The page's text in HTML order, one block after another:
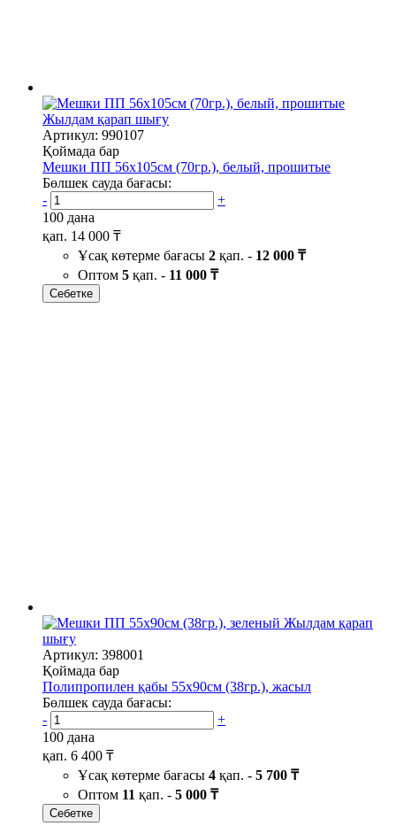
Жылдам қарап шығу
Артикул: 990107
Қоймада бар
Мешки ПП 56х105см (70гр.), белый, прошитые
Бөлшек сауда бағасы:
-
+
100 дана
қап. 14 000 ₸
Ұсақ көтерме бағасы 2 қап. - 12 000 ₸
Оптом 5 қап. - 11 000 ₸
Себетке
Жылдам қарап
шығу
Артикул: 398001
Қоймада бар
Полипропилен қабы 55х90см (38гр.), жасыл
Бөлшек сауда бағасы:
-
+
100 дана
қап. 6 400 ₸
Ұсақ көтерме бағасы 4 қап. - 5 700 ₸
Оптом 11 қап. - 5 000 ₸
Себетке